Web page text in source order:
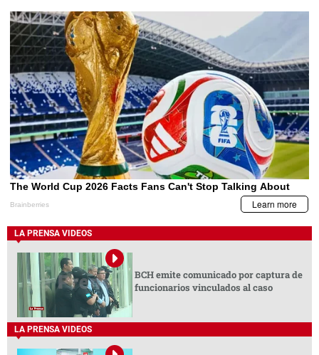
LA PRENSA VIDEOS
BCH emite comunicado por captura de
funcionarios vinculados al caso
LA PRENSA VIDEOS